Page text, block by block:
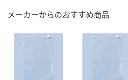
メーカーからのおすすめ商品